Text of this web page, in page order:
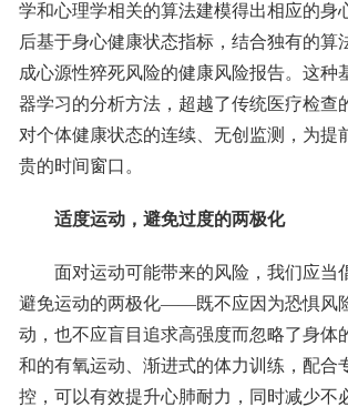
学和心理学相关的算法建模得出相应的身
后基于身心健康状态指标，结合独有的算
成心源性猝死风险的健康风险报告。这种
器学习的分析方法，超越了传统医疗检查
对个体健康状态的连续、无创监测，为提
贵的时间窗口。
适度运动，避免过度的两极化
面对运动可能带来的风险，我们应当
避免运动的两极化——既不应因为恐惧风
动，也不应盲目追求高强度而忽略了身体
和的有氧运动、渐进式的体力训练，配合
控，可以有效提升心肺耐力，同时减少不